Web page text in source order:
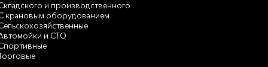
и производственного
крановым оборудованием
и СТО